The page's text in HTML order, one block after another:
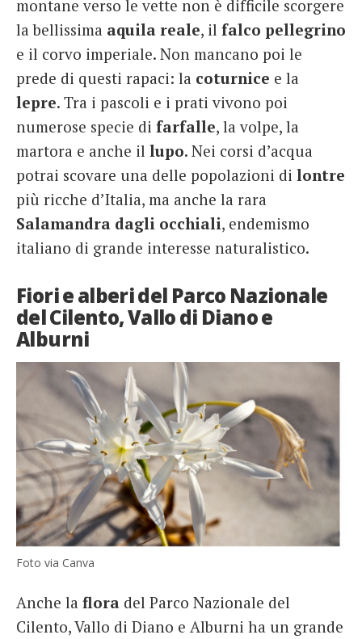
montane verso le vette non è difficile scorgere
la bellissima aquila reale, il falco pellegrino
e il corvo imperiale. Non mancano poi le
prede di questi rapaci: la coturnice e la
lepre. Tra i pascoli e i prati vivono poi
numerose specie di farfalle, la volpe, la
martora e anche il lupo. Nei corsi d’acqua
potrai scovare una delle popolazioni di lontre
più ricche d’Italia, ma anche la rara
Salamandra dagli occhiali, endemismo
italiano di grande interesse naturalistico.
Fiori e alberi del Parco Nazionale
del Cilento, Vallo di Diano e
Alburni
Foto via Canva
Anche la flora del Parco Nazionale del
Cilento, Vallo di Diano e Alburni ha un grande